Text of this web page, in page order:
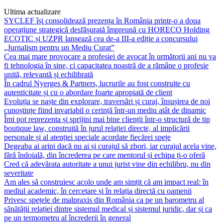
Ultima actualizare
SYCLEF își consolidează prezența în România printr-o a doua
operațiune strategică desfășurată împreună cu HORECO Holding
ECOTIC și UZPR lansează cea de-a III-a ediție a concursului
„Jurnalism pentru un Mediu Curat”
Cea mai mare provocare a profesiei de avocat în următorii ani nu va
fi tehnologia în sine, ci capacitatea noastră de a rămâne o profesie
unită, relevantă și echilibrată
În cadrul Nyerges & Partners, lucrurile au fost construite cu
autenticitate și cu o abordare foarte apropiată de client
Evoluția se naște din explorare, traversări și curaj, însușirea de noi
cunoștințe fiind invariabil o cerință într-un mediu atât de dinamic
Îmi pot reprezenta și sprijini mai bine clienții într-o structură de tip
boutique law, construită în jurul relației directe, al implicării
personale și al atenției speciale acordate fiecărei spețe
Degeaba ai aripi dacă nu ai și curajul să zbori, iar curajul acela vine,
fără îndoială, din încrederea pe care mentorul și echipa ți-o oferă
Cred că adevărata autoritate a unui jurist vine din echilibru, nu din
severitate
Am ales să construiesc acolo unde am simțit că am impact real: în
mediul academic, în cercetare și în relația directă cu oamenii
Privesc spețele de malpraxis din România ca pe un barometru al
sănătății relației dintre sistemul medical și sistemul juridic, dar și ca
pe un termometru al încrederii în general